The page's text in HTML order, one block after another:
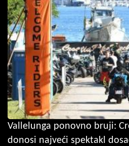
Vallelunga ponovno bruji:
donosi najveći spektakl